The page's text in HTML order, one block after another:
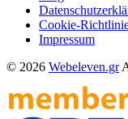
Cookie-
Impressum
© 2026 Webeleven.gr